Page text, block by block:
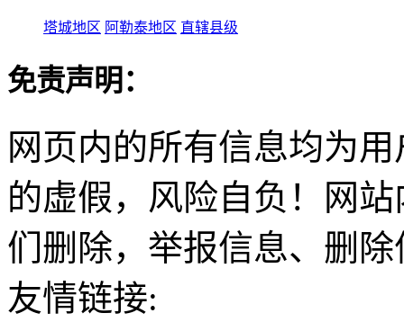
塔城地区 阿勒泰地区 直辖县级
免责声明：
网页内的所有信息均为
的虚假，风险自负！网
们删除，举报信息、删
友情链接: